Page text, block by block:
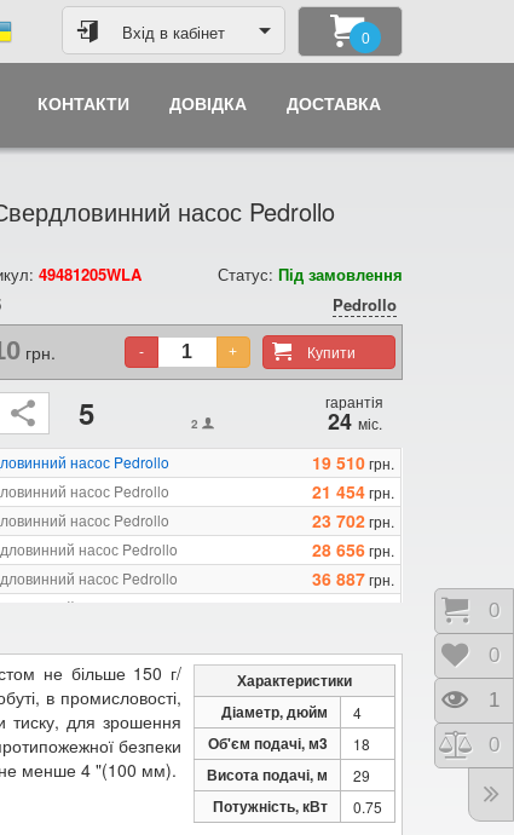
Вхід в кабінет 0
КОНТАКТИ ДОВІДКА ДОСТАВКА
насос Pedrollo
49481205WLA Статус: Під замовлення
Pedrollo
грн. Купити
- +
5 2
гарантія
24 міс.
насос Pedrollo
19 510грн.
насос Pedrollo
21 454грн.
насос Pedrollo
23 702грн.
насос Pedrollo
28 656грн.
насос Pedrollo
36 887грн.
насос Pedrollo
насос Pedrollo
насос Pedrollo
70 039грн.
Характеристики
Діаметр, дюйм
4
Об'єм подачі, м3 18
Висота подачі, м 29
Потужність, кВт 0.75
не більше 150 г/
в промисловості,
тиску, для зрошення
безпеки
не менше 4 "(100 мм).
0
0
1
0